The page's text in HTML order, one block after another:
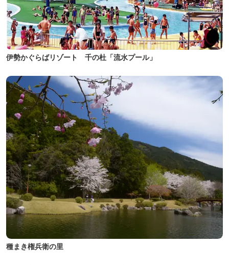
伊勢かぐらばリゾート 千の杜「流水プール」
種まき権兵衛の里